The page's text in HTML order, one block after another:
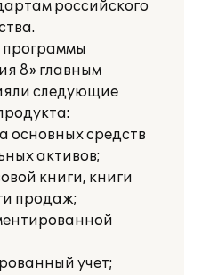
российского
8» главным
следующие
основных средств
активов;
книги, книги
продаж;
учет;